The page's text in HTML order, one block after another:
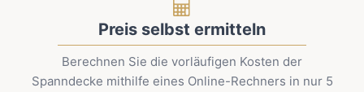
Preis selbst ermitteln
Berechnen Sie die vorläufigen Kosten der
Spanndecke mithilfe eines Online-Rechners in nur 5